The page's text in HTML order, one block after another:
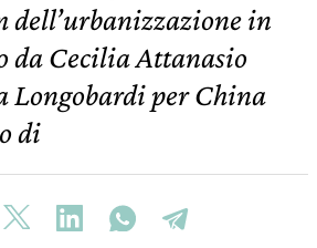
dell’urbanizzazione in
da Cecilia Attanasio
Longobardi per China
di